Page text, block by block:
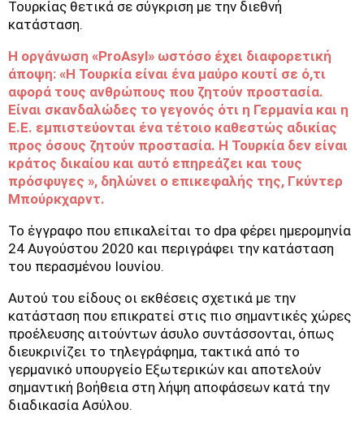
Τουρκίας θετικά σε σύγκριση με την διεθνή
κατάσταση.
Η οργάνωση «ProAsyl» ωστόσο έχει διαφορετική
άποψη: «Η Τουρκία είναι ένα μαύρο κουτί σε ό,τι
αφορά τους ανθρώπους που ζητούν προστασία.
Είναι σκανδαλώδες το γεγονός ότι η Γερμανία και η
Ε.Ε. εμπιστεύονται ένα τέτοιο καθεστώς αδικίας
προς όσους ζητούν προστασία. Η Τουρκία δεν είναι
κράτος δικαίου και αυτό επηρεάζει και τους
πρόσφυγες », δηλώνει ο επικεφαλής της, Γκύντερ
Μπούρκχαρντ.
Το έγγραφο που επικαλείται το dpa φέρει ημερομηνία
24 Αυγούστου 2020 και περιγράφει την κατάσταση
του περασμένου Ιουνίου.
Αυτού του είδους οι εκθέσεις σχετικά με την
κατάσταση που επικρατεί στις πιο σημαντικές χώρες
προέλευσης αιτούντων άσυλο συντάσσονται, όπως
διευκρινίζει το τηλεγράφημα, τακτικά από το
γερμανικό υπουργείο Εξωτερικών και αποτελούν
σημαντική βοήθεια στη λήψη αποφάσεων κατά την
διαδικασία Ασύλου.